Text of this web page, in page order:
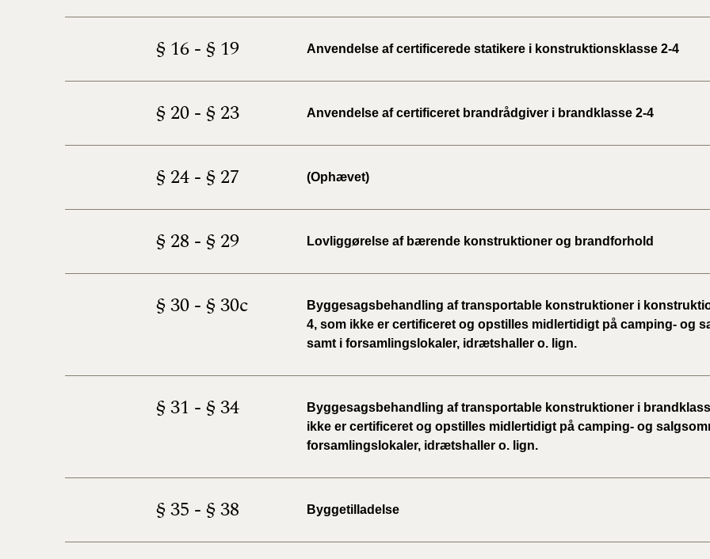
BR18
BR18
§ 16 - § 19 Anvendelse af certificerede statikere i konstruktionsklasse 2-4
§ 20 - § 23 Anvendelse af certificeret brandrådgiver i brandklasse 2-4
§ 24 - § 27 (Ophævet)
§ 28 - § 29 Lovliggørelse af bærende konstruktioner og brandforhold
§ 30 - § 30c
Byggesagsbehandling af transportable konstruktioner i
4, som ikke er certificeret og opstilles midlertidigt på camping- og
samt i forsamlingslokaler, idrætshaller o. lign.
§ 31 - § 34
Byggesagsbehandling af transportable konstruktioner i
ikke er certificeret og opstilles midlertidigt på camping- og
forsamlingslokaler, idrætshaller o. lign.
§ 35 - § 38 Byggetilladelse